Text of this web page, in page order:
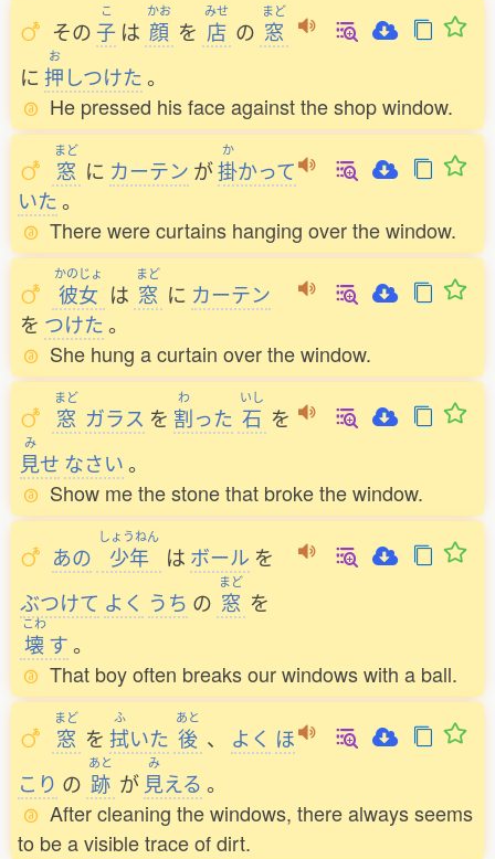
その
こ
子 は
かお
顔 を
みせ
店 の
まど
窓
に
お
押しつけた。
He pressed his face against the shop window.
まど
窓 に カーテン が
か
掛かって
いた。
There were curtains hanging over the window.
かのじょ
彼女 は
まど
窓 に カーテン
を つけた。
She hung a curtain over the window.
まど
窓 ガラス を
わ
割った
いし
石 を
み
見せ なさい。
Show me the stone that broke the window.
あの
しょうねん
少年 は ボール を
ぶつけて よく うち の
まど
窓 を
こわ
壊す。
That boy often breaks our windows with a ball.
まど
窓 を
ふ
拭いた
あと
後 、 よく ほ
こり の
あと
跡 が
み
見える 。
After cleaning the windows, there always seems
to be a visible trace of dirt.